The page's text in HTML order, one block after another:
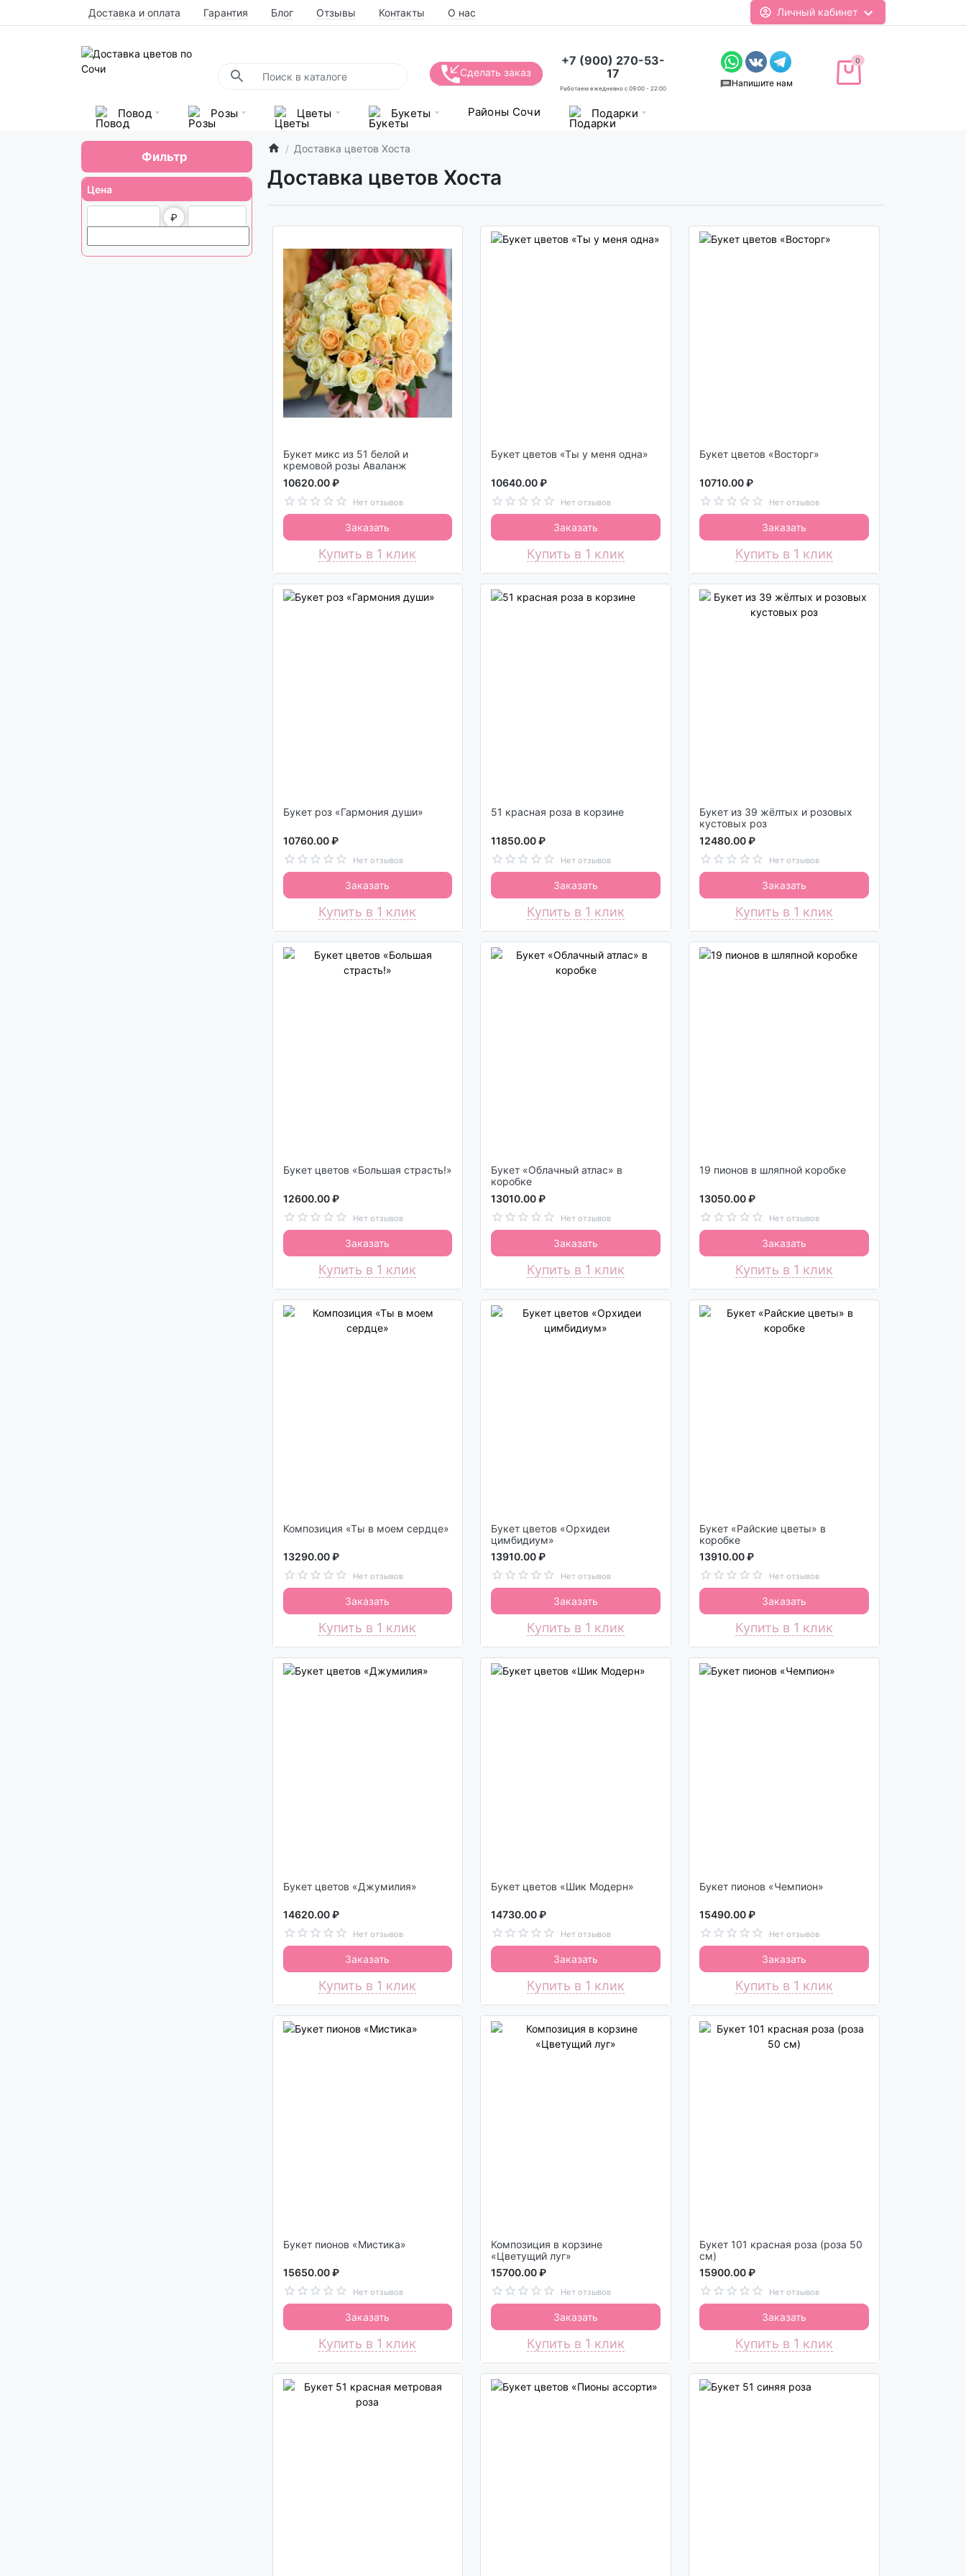
Доставка и оплата Гарантия Блог Отзывы Контакты О нас Личный кабинет
Напишите нам
Сделать заказ
+7 (900) 270-53-
17
Работаем ежедневно с 09:00 - 22:00
0
Повод Розы Цветы Букеты Районы Сочи Подарки
Фильтр
Цена
₽
Доставка цветов Хоста
Доставка цветов Хоста
Букет микс из 51 белой и
кремовой розы Аваланж
10620.00 ₽
Нет отзывов
Заказать
Купить в 1 клик
Букет цветов «Ты у меня одна»
10640.00 ₽
Нет отзывов
Заказать
Купить в 1 клик
Букет цветов «Восторг»
10710.00 ₽
Нет отзывов
Заказать
Купить в 1 клик
Букет роз «Гармония души»
10760.00 ₽
Нет отзывов
Заказать
Купить в 1 клик
51 красная роза в корзине
11850.00 ₽
Нет отзывов
Заказать
Купить в 1 клик
Букет из 39 жёлтых и розовых
кустовых роз
12480.00 ₽
Нет отзывов
Заказать
Купить в 1 клик
Букет цветов «Большая страсть!»
12600.00 ₽
Нет отзывов
Заказать
Купить в 1 клик
Букет «Облачный атлас» в
коробке
13010.00 ₽
Нет отзывов
Заказать
Купить в 1 клик
19 пионов в шляпной коробке
13050.00 ₽
Нет отзывов
Заказать
Купить в 1 клик
Композиция «Ты в моем сердце»
13290.00 ₽
Нет отзывов
Заказать
Купить в 1 клик
Букет цветов «Орхидеи
цимбидиум»
13910.00 ₽
Нет отзывов
Заказать
Купить в 1 клик
Букет «Райские цветы» в
коробке
13910.00 ₽
Нет отзывов
Заказать
Купить в 1 клик
Букет цветов «Джумилия»
14620.00 ₽
Нет отзывов
Заказать
Купить в 1 клик
Букет цветов «Шик Модерн»
14730.00 ₽
Нет отзывов
Заказать
Купить в 1 клик
Букет пионов «Чемпион»
15490.00 ₽
Нет отзывов
Заказать
Купить в 1 клик
Букет пионов «Мистика»
15650.00 ₽
Нет отзывов
Заказать
Купить в 1 клик
Композиция в корзине
«Цветущий луг»
15700.00 ₽
Нет отзывов
Заказать
Купить в 1 клик
Букет 101 красная роза (роза 50
см)
15900.00 ₽
Нет отзывов
Заказать
Купить в 1 клик